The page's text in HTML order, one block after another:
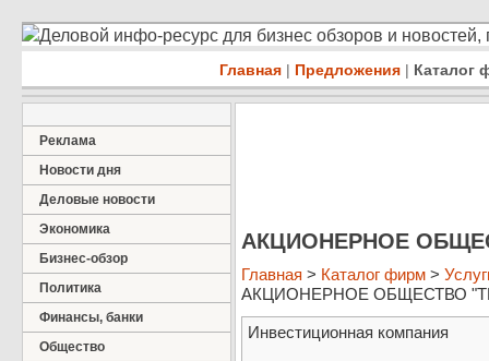
Деловой инфо-ресурс для бизнес обзоров и
Главная | Предложения | Каталог
Реклама
Новости дня
Деловые новости
Экономика
Бизнес-обзор
Политика
Финансы, банки
Общество
АКЦИОНЕРНОЕ
Главная > Каталог фирм >
АКЦИОНЕРНОЕ ОБЩЕСТВО
Инвестиционная компания